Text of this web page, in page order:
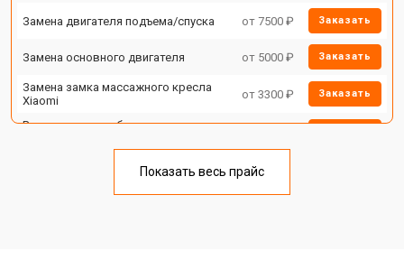
Замена двигателя подъема/спуска от 7500 ₽ Заказать
Замена основного двигателя от 5000 ₽ Заказать
Замена замка массажного кресла
Xiaomi
от 3300 ₽ Заказать
Ремонт на месте без замены
от 4400 ₽
Замена вторичного
Показать весь прайс